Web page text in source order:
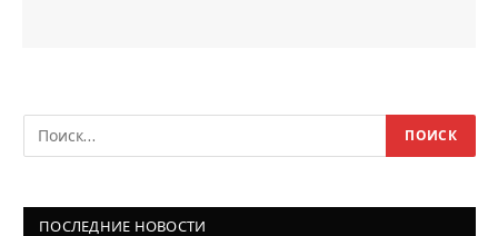
ПОСЛЕДНИЕ НОВОСТИ